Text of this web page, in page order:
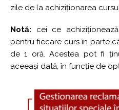
zile de la achiziționarea
Notă: cei ce
pentru fiecare curs în parte
de 1 oră. Acestea pot fi
aceeași dată, în funcție de